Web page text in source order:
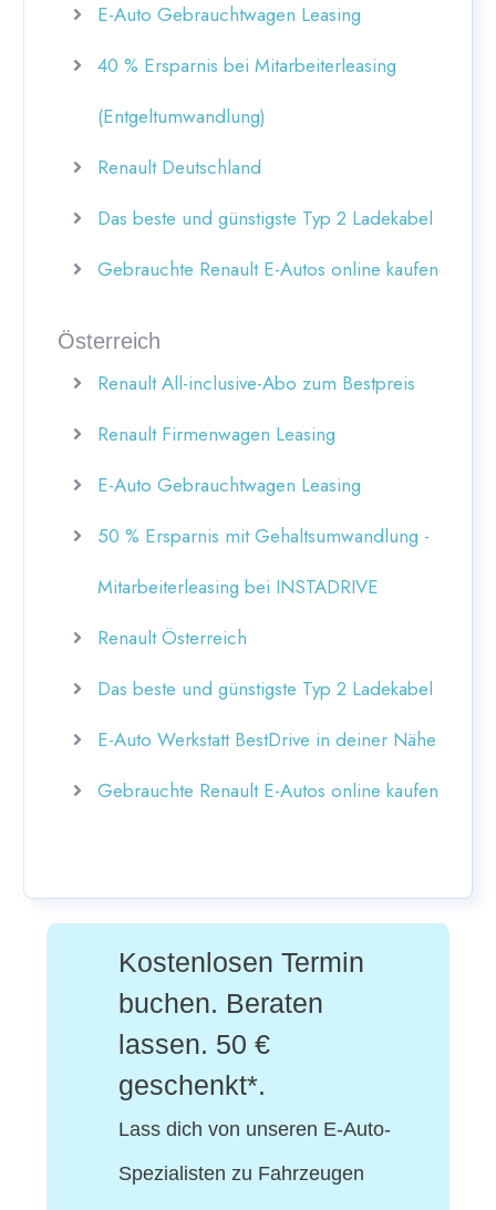
E-Auto Gebrauchtwagen Leasing
40 % Ersparnis bei Mitarbeiterleasing
(Entgeltumwandlung)
Renault Deutschland
Das beste und günstigste Typ 2 Ladekabel
Gebrauchte Renault E-Autos online kaufen
Österreich
Renault All-inclusive-Abo zum Bestpreis
Renault Firmenwagen Leasing
E-Auto Gebrauchtwagen Leasing
50 % Ersparnis mit Gehaltsumwandlung -
Mitarbeiterleasing bei INSTADRIVE
Renault Österreich
Das beste und günstigste Typ 2 Ladekabel
E-Auto Werkstatt BestDrive in deiner Nähe
Gebrauchte Renault E-Autos online kaufen
Kostenlosen Termin
buchen. Beraten
lassen. 50 €
geschenkt*.
Lass dich von unseren E-Auto-
Spezialisten zu Fahrzeugen